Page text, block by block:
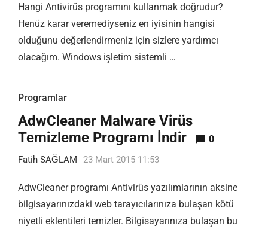
Hangi Antivirüs programını kullanmak doğrudur?
Henüz karar veremediyseniz en iyisinin hangisi
olduğunu değerlendirmeniz için sizlere yardımcı
olacağım. Windows işletim sistemli …
Programlar
AdwCleaner Malware Virüs
Temizleme Programı İndir
0
Fatih SAĞLAM 23 Mart 2015 11:53
AdwCleaner programı Antivirüs yazılımlarının aksine
bilgisayarınızdaki web tarayıcılarınıza bulaşan kötü
niyetli eklentileri temizler. Bilgisayarınıza bulaşan bu